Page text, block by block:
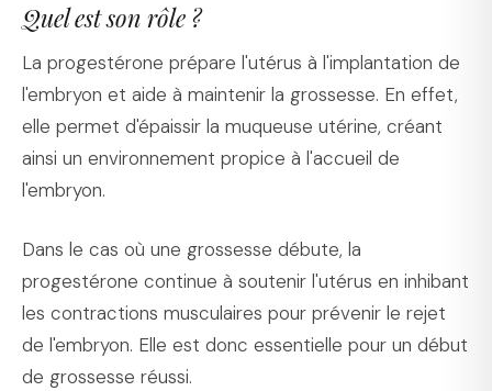
Quel est son rôle ?
La progestérone prépare l'utérus à l'implantation de
l'embryon et aide à maintenir la grossesse. En effet,
elle permet d'épaissir la muqueuse utérine, créant
ainsi un environnement propice à l'accueil de
l'embryon.
Dans le cas où une grossesse débute, la
progestérone continue à soutenir l'utérus en inhibant
les contractions musculaires pour prévenir le rejet
de l'embryon. Elle est donc essentielle pour un début
de grossesse réussi.